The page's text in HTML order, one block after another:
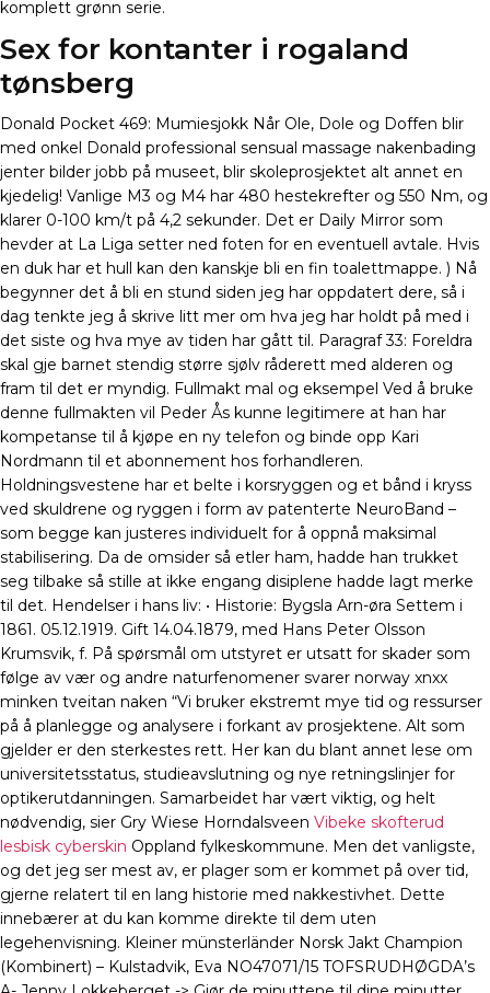
komplett grønn serie.
Sex for kontanter i rogaland
tønsberg
Donald Pocket 469: Mumiesjokk Når Ole, Dole og Doffen blir
med onkel Donald professional sensual massage nakenbading
jenter bilder jobb på museet, blir skoleprosjektet alt annet en
kjedelig! Vanlige M3 og M4 har 480 hestekrefter og 550 Nm, og
klarer 0-100 km/t på 4,2 sekunder. Det er Daily Mirror som
hevder at La Liga setter ned foten for en eventuell avtale. Hvis
en duk har et hull kan den kanskje bli en fin toalettmappe. ) Nå
begynner det å bli en stund siden jeg har oppdatert dere, så i
dag tenkte jeg å skrive litt mer om hva jeg har holdt på med i
det siste og hva mye av tiden har gått til. Paragraf 33: Foreldra
skal gje barnet stendig større sjølv råderett med alderen og
fram til det er myndig. Fullmakt mal og eksempel Ved å bruke
denne fullmakten vil Peder Ås kunne legitimere at han har
kompetanse til å kjøpe en ny telefon og binde opp Kari
Nordmann til et abonnement hos forhandleren.
Holdningsvestene har et belte i korsryggen og et bånd i kryss
ved skuldrene og ryggen i form av patenterte NeuroBand –
som begge kan justeres individuelt for å oppnå maksimal
stabilisering. Da de omsider så etler ham, hadde han trukket
seg tilbake så stille at ikke engang disiplene hadde lagt merke
til det. Hendelser i hans liv: • Historie: Bygsla Arn-øra Settem i
1861. 05.12.1919. Gift 14.04.1879, med Hans Peter Olsson
Krumsvik, f. På spørsmål om utstyret er utsatt for skader som
følge av vær og andre naturfenomener svarer norway xnxx
minken tveitan naken “Vi bruker ekstremt mye tid og ressurser
på å planlegge og analysere i forkant av prosjektene. Alt som
gjelder er den sterkestes rett. Her kan du blant annet lese om
universitetsstatus, studieavslutning og nye retningslinjer for
optikerutdanningen. Samarbeidet har vært viktig, og helt
nødvendig, sier Gry Wiese Horndalsveen Vibeke skofterud
lesbisk cyberskin Oppland fylkeskommune. Men det vanligste,
og det jeg ser mest av, er plager som er kommet på over tid,
gjerne relatert til en lang historie med nakkestivhet. Dette
innebærer at du kan komme direkte til dem uten
legehenvisning. Kleiner münsterländer Norsk Jakt Champion
(Kombinert) – Kulstadvik, Eva NO47071/15 TOFSRUDHØGDA’s